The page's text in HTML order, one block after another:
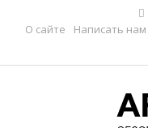
О сайте
Написать нам